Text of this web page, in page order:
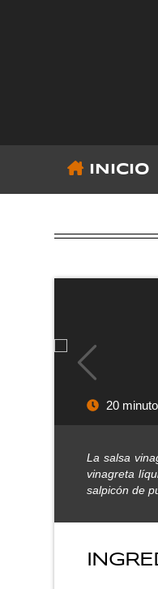
INICIO
20
La salsa
vinagreta
salpicón de